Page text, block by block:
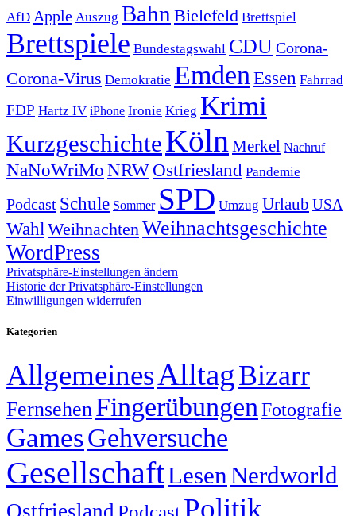
AfD Apple Auszug Bahn Bielefeld Brettspiel
Brettspiele Bundestagswahl CDUCorona-
Corona-Virus Demokratie Emden Essen Fahrrad
FDP Hartz IV iPhone Ironie Krieg Krimi
KurzgeschichteKölnMerkel Nachruf
NaNoWriMo NRWOstfriesland Pandemie
Podcast Schule Sommer SPD Umzug Urlaub USA
WahlWeihnachtenWeihnachtsgeschichte
WordPress
Privatsphäre-Einstellungen ändern
Historie der Privatsphäre-Einstellungen
Einwilligungen widerrufen
Kategorien
AllgemeinesAlltagBizarr
Fernsehen Fingerübungen Fotografie
GamesGehversuche
GesellschaftLesen Nerdworld
Ostfriesland PodcastPolitik